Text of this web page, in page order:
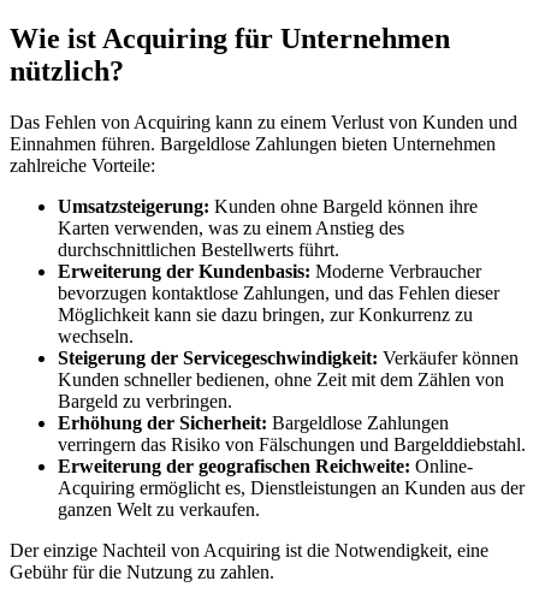
Wie ist Acquiring für Unternehmen
nützlich?
Das Fehlen von Acquiring kann zu einem Verlust von Kunden und
Einnahmen führen. Bargeldlose Zahlungen bieten Unternehmen
zahlreiche Vorteile:
Umsatzsteigerung: Kunden ohne Bargeld können ihre
Karten verwenden, was zu einem Anstieg des
durchschnittlichen Bestellwerts führt.
Erweiterung der Kundenbasis: Moderne Verbraucher
bevorzugen kontaktlose Zahlungen, und das Fehlen dieser
Möglichkeit kann sie dazu bringen, zur Konkurrenz zu
wechseln.
Steigerung der Servicegeschwindigkeit: Verkäufer können
Kunden schneller bedienen, ohne Zeit mit dem Zählen von
Bargeld zu verbringen.
Erhöhung der Sicherheit: Bargeldlose Zahlungen
verringern das Risiko von Fälschungen und Bargelddiebstahl.
Erweiterung der geografischen Reichweite: Online-
Acquiring ermöglicht es, Dienstleistungen an Kunden aus der
ganzen Welt zu verkaufen.
Der einzige Nachteil von Acquiring ist die Notwendigkeit, eine
Gebühr für die Nutzung zu zahlen.